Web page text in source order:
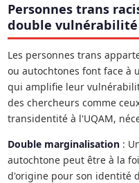
Personnes trans
double vulnérabilité
Les personnes trans
ou autochtones font face à
qui amplifie leur
des chercheurs comme
transidentité à l'UQAM,
Double marginalisation :
autochtone peut être à la
d'origine pour son identité